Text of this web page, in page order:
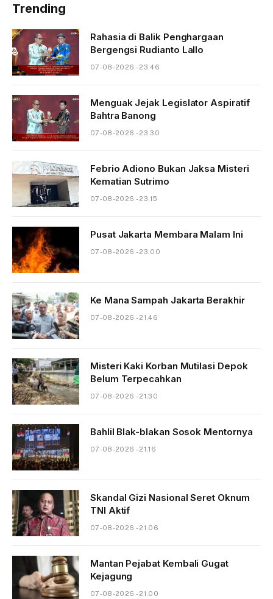
Trending
Rahasia di Balik Penghargaan
Bergengsi Rudianto Lallo
07-08-2026 - 23.46
Menguak Jejak Legislator Aspiratif
Bahtra Banong
07-08-2026 - 23.30
Febrio Adiono Bukan Jaksa Misteri
Kematian Sutrimo
07-08-2026 - 23.15
Pusat Jakarta Membara Malam Ini
07-08-2026 - 23.00
Ke Mana Sampah Jakarta Berakhir
07-08-2026 - 21.46
Misteri Kaki Korban Mutilasi Depok
Belum Terpecahkan
07-08-2026 - 21.30
Bahlil Blak-blakan Sosok Mentornya
07-08-2026 - 21.16
Skandal Gizi Nasional Seret Oknum
TNI Aktif
07-08-2026 - 21.06
Mantan Pejabat Kembali Gugat
Kejagung
07-08-2026 - 21.00